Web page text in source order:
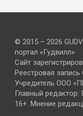
© 2015 – 2026
портал «Гудвилл»
Сайт
Реестровая
Учредитель ООО
Главный редактор:
16+. Мнение